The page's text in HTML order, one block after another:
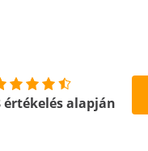
értékelés alapján